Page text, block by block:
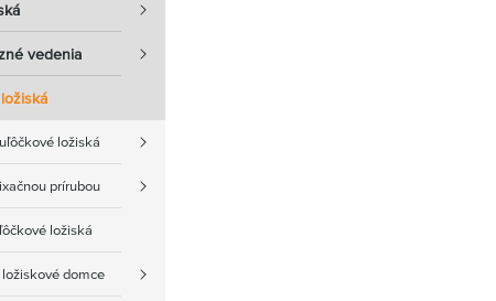
vedenia
ložiská
prírubou
ložiská
domce